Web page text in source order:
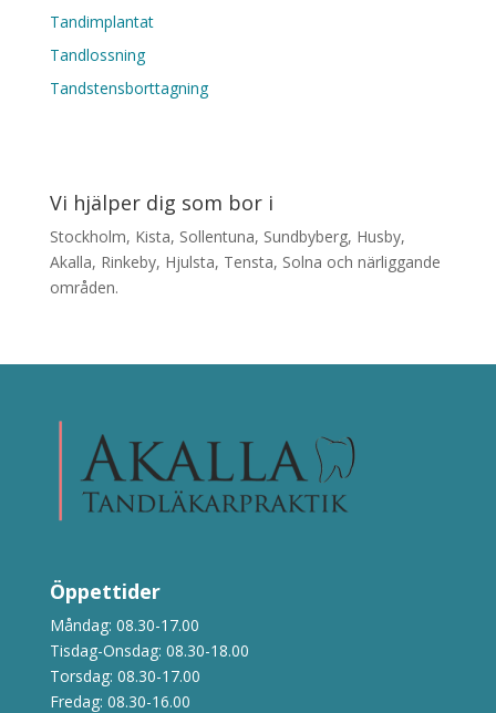
Tandimplantat
Tandlossning
Tandstensborttagning
Vi hjälper dig som bor i
Stockholm, Kista, Sollentuna, Sundbyberg, Husby,
Akalla, Rinkeby, Hjulsta, Tensta, Solna och närliggande
områden.
Öppettider
Måndag: 08.30-17.00
Tisdag-Onsdag: 08.30-18.00
Torsdag: 08.30-17.00
Fredag: 08.30-16.00